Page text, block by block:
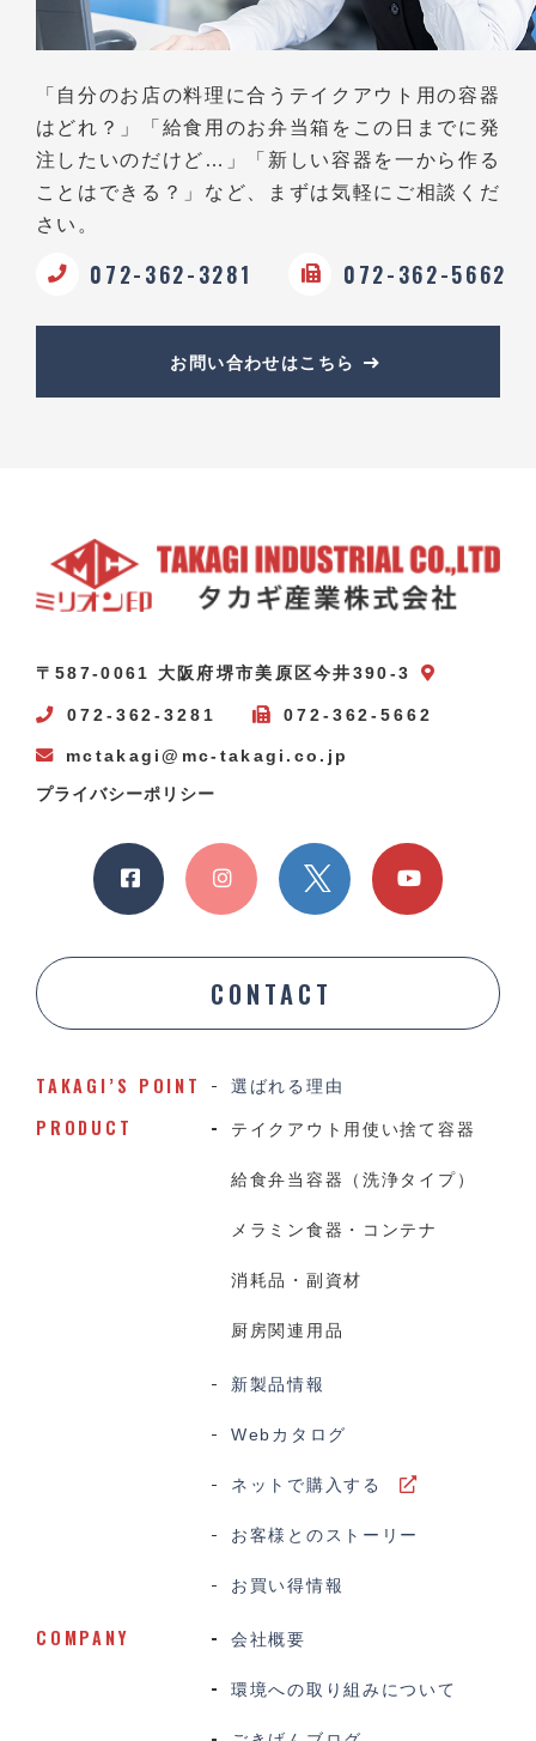
「自分のお店の料理に合うテイクアウト用の容器
はどれ？」
「給食用のお弁当箱をこの日までに発
注したいのだけど…」
「新しい容器を一から作る
ことはできる？」など、
まずは気軽にご相談くだ
さい。
072-362-3281 072-362-5662
お問い合わせはこちら
〒587-0061 大阪府堺市美原区今井390-3
072-362-3281 072-362-5662
mctakagi@mc-takagi.co.jp
プライバシーポリシー
CONTACT
TAKAGI’S POINT 選ばれる理由
PRODUCT テイクアウト用使い捨て容器
給食弁当容器（洗浄タイプ）
メラミン食器・コンテナ
消耗品・副資材
厨房関連用品
新製品情報
Webカタログ
ネットで購入する
お客様とのストーリー
お買い得情報
COMPANY 会社概要
環境への取り組みについて